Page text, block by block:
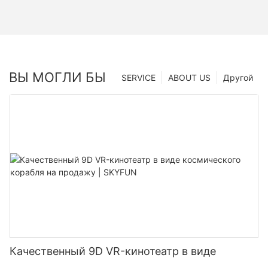
ВЫ МОГЛИ БЫ Другой
ABOUT US
SERVICE
Качественный 9D VR-кинотеатр в виде